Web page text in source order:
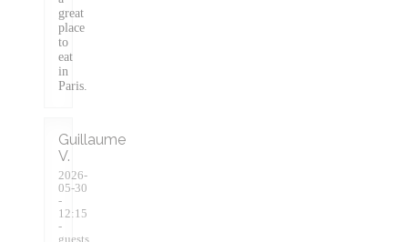
great
place
to
eat
in
Paris.
Guillaume
V
2026-
05-30
-
12:15
-
guests